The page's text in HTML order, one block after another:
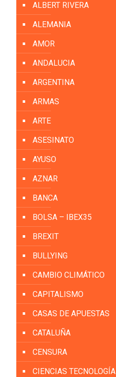
ALBERT RIVERA
ALEMANIA
AMOR
ANDALUCIA
ARGENTINA
ARMAS
ARTE
ASESINATO
AYUSO
AZNAR
BANCA
BOLSA – IBEX35
BREXIT
BULLYING
CAMBIO CLIMÁTICO
CAPITALISMO
CASAS DE APUESTAS
CATALUÑA
CENSURA
CIENCIAS TECNOLOGÍA